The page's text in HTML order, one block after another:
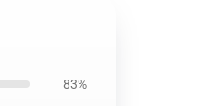
83%